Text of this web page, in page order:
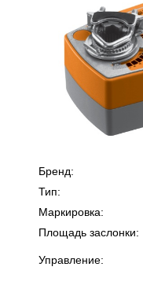
Бренд:
Тип:
Маркировка:
Площадь заслонки:
Управление: